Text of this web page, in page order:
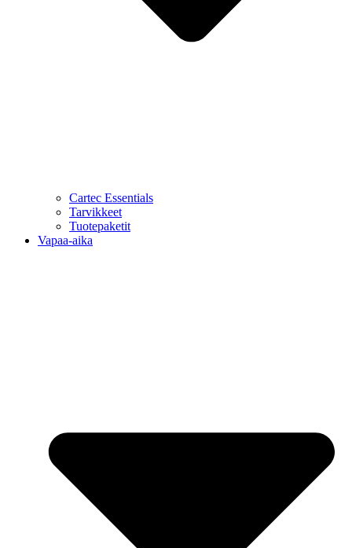
Cartec Essentials
Tarvikkeet
Tuotepaketit
Vapaa-aika